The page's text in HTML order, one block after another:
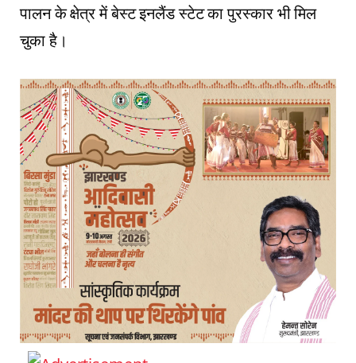
पालन के क्षेत्र में बेस्ट इनलैंड स्टेट का पुरस्कार भी मिल
चुका है।